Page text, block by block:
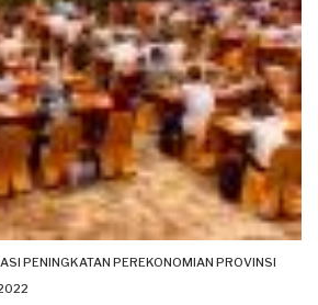
PENINGKATAN PEREKONOMIAN PROVINSI